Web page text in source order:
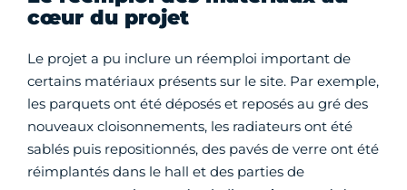
cœur du projet
Le projet a pu inclure un réemploi important de
certains matériaux présents sur le site. Par exemple,
les parquets ont été déposés et reposés au gré des
nouveaux cloisonnements, les radiateurs ont été
sablés puis repositionnés, des pavés de verre ont été
réimplantés dans le hall et des parties de